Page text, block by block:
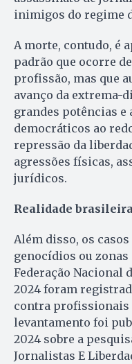
inimigos do regime
A morte, contudo, é
padrão que ocorre
profissão, mas que
avanço da extrema-
grandes potências e
democráticos ao
repressão da
agressões físicas,
jurídicos.
Realidade brasileira
Além disso, os
genocídios ou zonas
Federação Nacional
2024 foram
contra profissionais
levantamento foi
2024 sobre a
Jornalistas E